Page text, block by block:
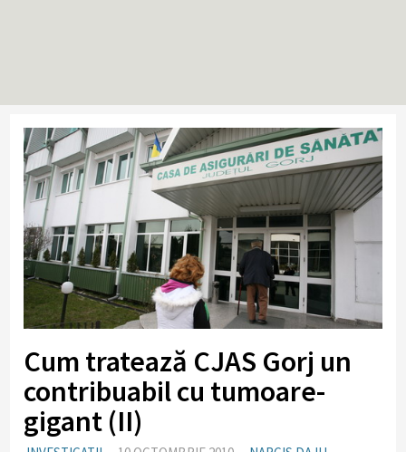
Cum tratează CJAS Gorj un
contribuabil cu tumoare-
gigant (II)